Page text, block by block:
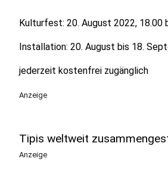
Kulturfest: 20. August 2022, 18.00
Installation: 20. August bis 18.
jederzeit kostenfrei zugänglich
Anzeige
Tipis weltweit
Anzeige